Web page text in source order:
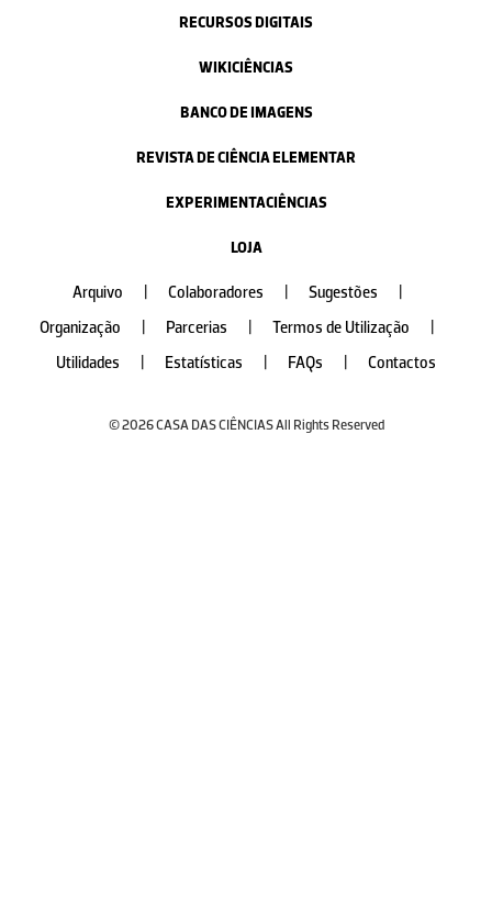
RECURSOS DIGITAIS
WIKICIÊNCIAS
BANCO DE IMAGENS
REVISTA DE CIÊNCIA ELEMENTAR
EXPERIMENTACIÊNCIAS
LOJA
Arquivo Colaboradores Sugestões
Organização
Parcerias Termos de Utilização
Utilidades
Estatísticas FAQs Contactos
© 2026 CASA DAS CIÊNCIAS All Rights Reserved